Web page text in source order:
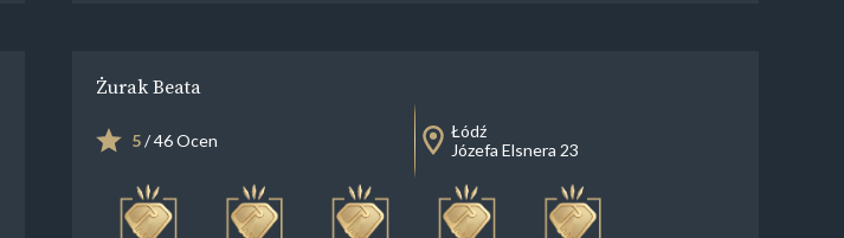
Żurak Beata
5/ 46 Ocen
Łódź
Józefa Elsnera 23